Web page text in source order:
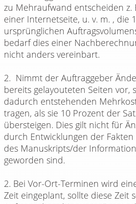
zu Mehraufwand entscheiden z.
einer Internetseite, u. v. m. , die
ursprünglichen
bedarf dies einer
nicht anders vereinbart.
2. Nimmt der Auftraggeber
bereits gelayouteten Seiten vor,
dadurch entstehenden
tragen, als sie 10 Prozent der
übersteigen. Dies gilt nicht für
durch Entwicklungen der
des Manuskripts/der
geworden sind.
2. Bei Vor-Ort-Terminen wird
Zeit eingeplant, sollte diese Zeit